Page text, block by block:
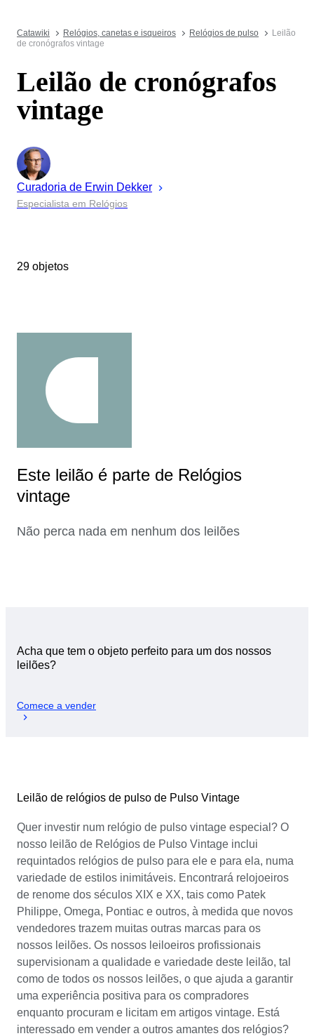
Catawiki Relógios, canetas e isqueiros Relógios de pulso
Leilão
de cronógrafos vintage
Leilão de cronógrafos
vintage
Curadoria de Erwin Dekker
Especialista em Relógios
29 objetos
Este leilão é parte de Relógios
vintage
Não perca nada em nenhum dos leilões
Acha que tem o objeto perfeito para um dos nossos
leilões?
Comece a vender
Leilão de relógios de pulso de Pulso Vintage
Quer investir num relógio de pulso vintage especial? O
nosso leilão de Relógios de Pulso Vintage inclui
requintados relógios de pulso para ele e para ela, numa
variedade de estilos inimitáveis. Encontrará relojoeiros
de renome dos séculos XIX e XX, tais como Patek
Philippe, Omega, Pontiac e outros, à medida que novos
vendedores trazem muitas outras marcas para os
nossos leilões. Os nossos leiloeiros profissionais
supervisionam a qualidade e variedade deste leilão, tal
como de todos os nossos leilões, o que ajuda a garantir
uma experiência positiva para os compradores
enquanto procuram e licitam em artigos vintage. Está
interessado em vender a outros amantes dos relógios?